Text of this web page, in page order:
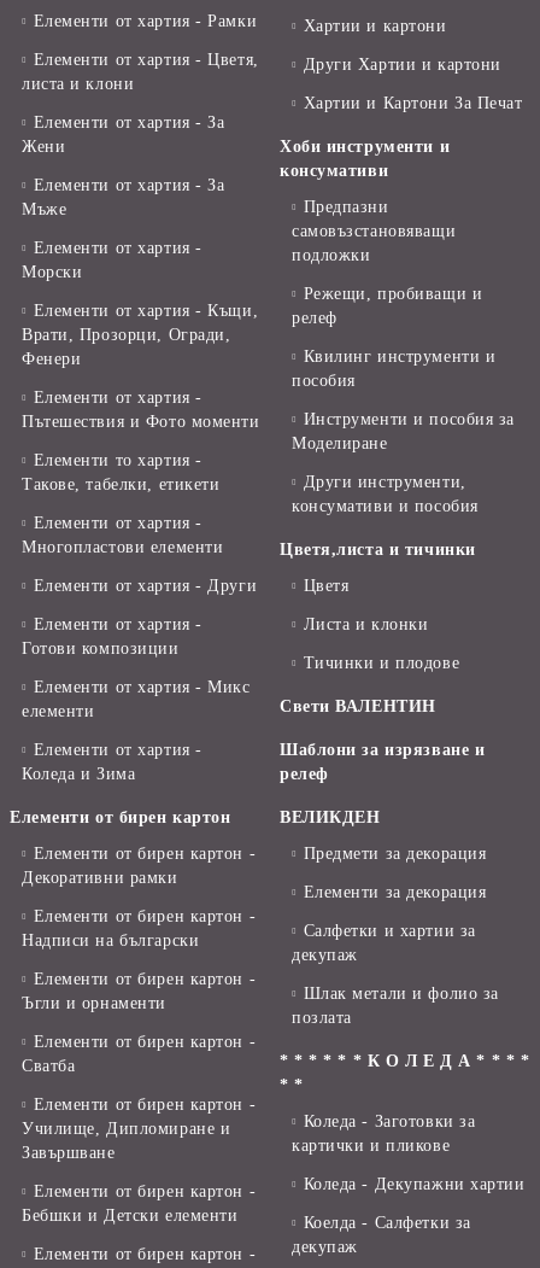
Елементи от хартия - Рамки
Елементи от хартия - Цветя,
листа и клони
Елементи от хартия - За
Жени
Елементи от хартия - За
Мъже
Елементи от хартия -
Морски
Елементи от хартия - Къщи,
Врати, Прозорци, Огради,
Фенери
Елементи от хартия -
Пътешествия и Фото моменти
Елементи то хартия -
Такове, табелки, етикети
Елементи от хартия -
Многопластови елементи
Елементи от хартия - Други
Елементи от хартия -
Готови композиции
Елементи от хартия - Микс
елементи
Елементи от хартия -
Коледа и Зима
Елементи от бирен картон
Елементи от бирен картон -
Декоративни рамки
Елементи от бирен картон -
Надписи на български
Елементи от бирен картон -
Ъгли и орнаменти
Елементи от бирен картон -
Сватба
Елементи от бирен картон -
Училище, Дипломиране и
Завършване
Елементи от бирен картон -
Бебшки и Детски елементи
Елементи от бирен картон -
Хартии и картони
Други Хартии и картони
Хартии и Картони За Печат
Хоби инструменти и
консумативи
Предпазни
самовъзстановяващи
подложки
Режещи, пробиващи и
релеф
Квилинг инструменти и
пособия
Инструменти и пособия за
Моделиране
Други инструменти,
консумативи и пособия
Цветя,листа и тичинки
Цветя
Листа и клонки
Тичинки и плодове
Свети ВАЛЕНТИН
Шаблони за изрязване и
релеф
ВЕЛИКДЕН
Предмети за декорация
Елементи за декорация
Салфетки и хартии за
декупаж
Шлак метали и фолио за
позлата
* * * * * * К О Л Е Д А * * * *
* *
Коледа - Заготовки за
картички и пликове
Коледа - Декупажни хартии
Коелда - Салфетки за
декупаж